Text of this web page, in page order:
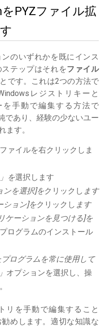
PYZファイル拡
のいずれかを既にインス
テップはそれをファイル
です。これは2つの方法で
レジストリキーと
を手動で編集する方法で
であり、経験の少ないユー
ます。
ファイルを右クリックしま
を選択します
ンを選択]をクリックし ます
ション]をクリックし ます
ケーションを見つける]を
ログラムのインストール
プログラムを常に使用して
オプションを選択し、操
リを手動で編集すること
めします。適切な知識な